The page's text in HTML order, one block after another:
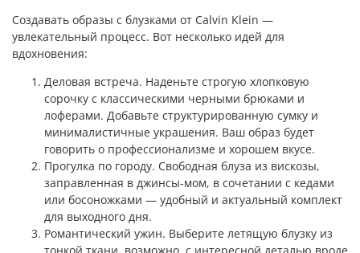
Создавать образы с блузками от Calvin Klein —
увлекательный процесс. Вот несколько идей для
вдохновения:
Деловая встреча. Наденьте строгую хлопковую
сорочку с классическими черными брюками и
лоферами. Добавьте структурированную сумку и
минималистичные украшения. Ваш образ будет
говорить о профессионализме и хорошем вкусе.
Прогулка по городу. Свободная блуза из вискозы,
заправленная в джинсы-мом, в сочетании с кедами
или босоножками — удобный и актуальный комплект
для выходного дня.
Романтический ужин. Выберите летящую блузку из
тонкой ткани, возможно, с интересной деталью вроде